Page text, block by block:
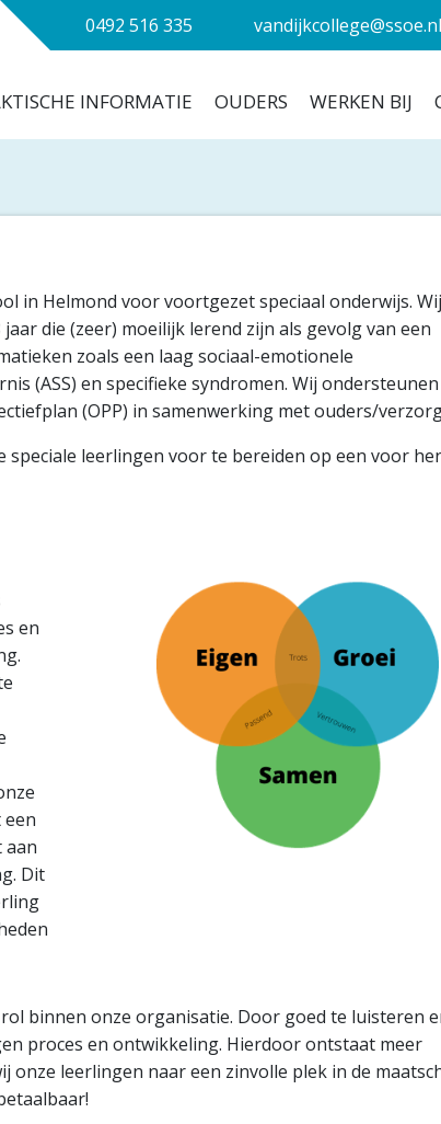
0492 516 335 vandijkcollege@ssoe.nl
INFORMATIE OUDERS WERKEN BIJ
in Helmond voor voortgezet speciaal onderwijs.
die (zeer) moeilijk lerend zijn als gevolg van een
zoals een laag sociaal-emotionele
(ASS) en specifieke syndromen. Wij
(OPP) in samenwerking met ouders/
leerlingen voor te bereiden op een voor
en
aan
Dit
binnen onze organisatie. Door goed te luisteren
proces en ontwikkeling. Hierdoor ontstaat meer
onze leerlingen naar een zinvolle plek in de